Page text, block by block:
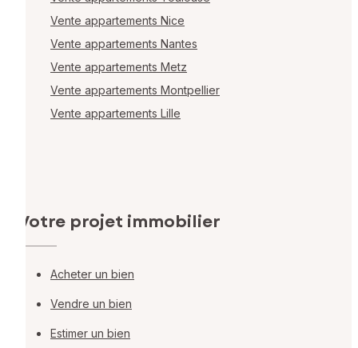
Vente appartements Nice
Vente appartements Nantes
Vente appartements Metz
Vente appartements Montpellier
Vente appartements Lille
Votre projet immobilier
Acheter un bien
Vendre un bien
Estimer un bien